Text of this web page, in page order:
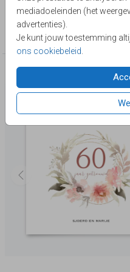
mediadoeleinden (het
advertenties).
Je kunt jouw toestemming
ons cookiebeleid
Lievez
Collectie
60 jaar getrouwd
Deze producten zijn